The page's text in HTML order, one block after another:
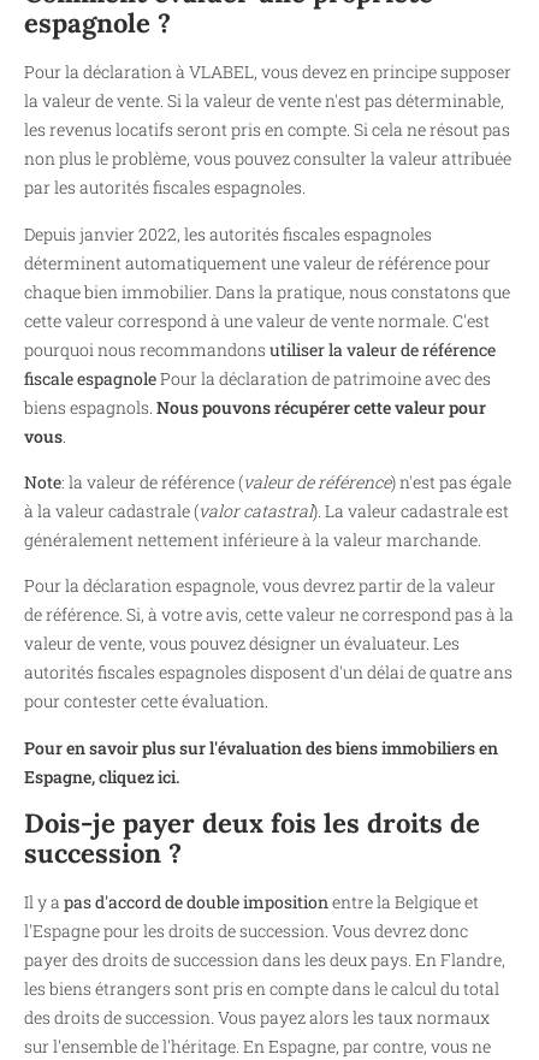
espagnole ?
Pour la déclaration à VLABEL, vous devez en principe supposer
la valeur de vente. Si la valeur de vente n'est pas déterminable,
les revenus locatifs seront pris en compte. Si cela ne résout pas
non plus le problème, vous pouvez consulter la valeur attribuée
par les autorités fiscales espagnoles.
Depuis janvier 2022, les autorités fiscales espagnoles
déterminent automatiquement une valeur de référence pour
chaque bien immobilier. Dans la pratique, nous constatons que
cette valeur correspond à une valeur de vente normale. C'est
pourquoi nous recommandons utiliser la valeur de référence
fiscale espagnolePour la déclaration de patrimoine avec des
biens espagnols. Nous pouvons récupérer cette valeur pour
vous
Note: la valeur de référence (valeur de référence) n'est pas égale
à la valeur cadastrale (valor catastral). La valeur cadastrale est
généralement nettement inférieure à la valeur marchande.
Pour la déclaration espagnole, vous devrez partir de la valeur
de référence. Si, à votre avis, cette valeur ne correspond pas à la
valeur de vente, vous pouvez désigner un évaluateur. Les
autorités fiscales espagnoles disposent d'un délai de quatre ans
pour contester cette évaluation.
Pour en savoir plus sur l'évaluation des biens immobiliers en
Espagne, cliquez ici.
Dois-je payer deux fois les droits de
succession ?
Il y a pas d'accord de double impositionentre la Belgique et
l'Espagne pour les droits de succession. Vous devrez donc
payer des droits de succession dans les deux pays. En Flandre,
les biens étrangers sont pris en compte dans le calcul du total
des droits de succession. Vous payez alors les taux normaux
sur l'ensemble de l'héritage. En Espagne, par contre, vous ne